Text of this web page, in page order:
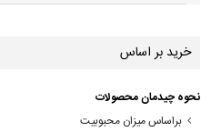
خرید بر اساس
نحوه چیدمان محصولات
براساس میزان محبوبیت